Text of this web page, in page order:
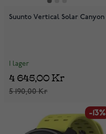
Suunto Vertical Solar Canyon
I lager
5 190,00 Kr
4 645,00 Kr
-13%